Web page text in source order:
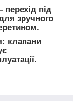
перехід під
зручного
клапани